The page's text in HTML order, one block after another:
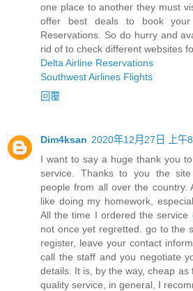
one place to another they must
offer best deals to book
Reservations. So do hurry and
rid of to check different websites
Delta Airline Reservations
Southwest Airlines Flights
回覆
Dim4ksan 2020年12月27日 上午
I want to say a huge thank you
service. Thanks to you the
people from all over the
like doing my homework,
All the time I ordered the service
not once yet regretted. go to the
register, leave your contact
call the staff and you negotiate
details. It is, by the way, cheap
quality service, in general, I